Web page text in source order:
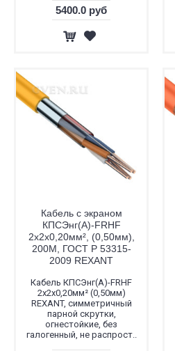
5400.0 руб
Кабель с экраном
КПСЭнг(А)-FRHF
2х2х0,20мм², (0,50мм),
200М, ГОСТ Р 53315-
2009 REXANT
Кабель КПСЭнг(А)-FRHF
2x2x0,20мм² (0,50мм)
REXANT, симметричный
парной скрутки,
огнестойкие, без
галогенный, не распрост..